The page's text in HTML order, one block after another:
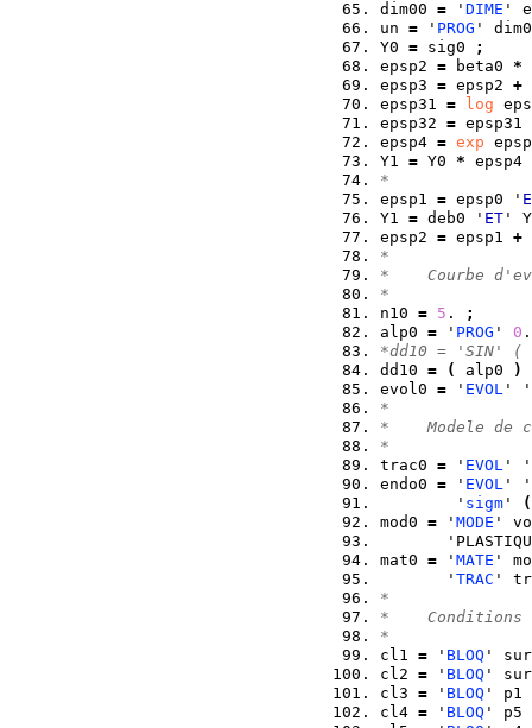
dim00 = ' DIME '
un = ' PROG '
Y0 = sig0
;
epsp2 = beta0 *
epsp3 = epsp2 +
epsp31 = log
epsp32 = epsp31
epsp4 = exp
Y1 = Y0 * epsp4
*
epsp1 = epsp0 '
Y1 = deb0 ' ET '
epsp2 = epsp1 +
*
*    Courbe
*
n10 = 5 .
;
alp0 = ' PROG ' 0
*dd10 = 'SIN'
dd10 = ( alp0
)
evol0 = ' EVOL ' '
*
*    Modele de
*
trac0 = ' EVOL ' '
endo0 = ' EVOL ' '
        '
sigm '
(
mod0 = ' MODE '
mat0 = ' MATE '
       '
TRAC '
*
*
*
cl1 = ' BLOQ '
cl2 = ' BLOQ '
cl3 = ' BLOQ ' p1
cl4 = ' BLOQ ' p5